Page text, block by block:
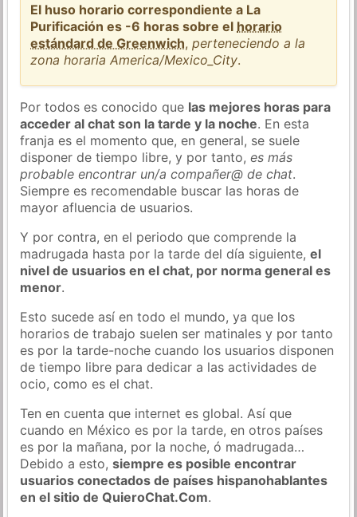
El huso horario correspondiente a La
Purificación es -6 horas sobre el horario
estándard de Greenwich,perteneciendo a la
zona horaria America/Mexico_City.
Por todos es conocido que las mejores horas para
acceder al chat son la tarde y la noche. En esta
franja es el momento que, en general, se suele
disponer de tiempo libre, y por tanto,es más
probable encontrar un/a compañer@ de chat.
Siempre es recomendable buscar las horas de
mayor afluencia de usuarios.
Y por contra, en el periodo que comprende la
madrugada hasta por la tarde del día siguiente,el
nivel de usuarios en el chat, por norma general es
menor.
Esto sucede así en todo el mundo, ya que los
horarios de trabajo suelen ser matinales y por tanto
es por la tarde-noche cuando los usuarios disponen
de tiempo libre para dedicar a las actividades de
ocio, como es el chat.
Ten en cuenta que internet es global. Así que
cuando en México es por la tarde, en otros países
es por la mañana, por la noche, ó madrugada…
Debido a esto,siempre es posible encontrar
usuarios conectados de países hispanohablantes
en el sitio de QuieroChat.Com.